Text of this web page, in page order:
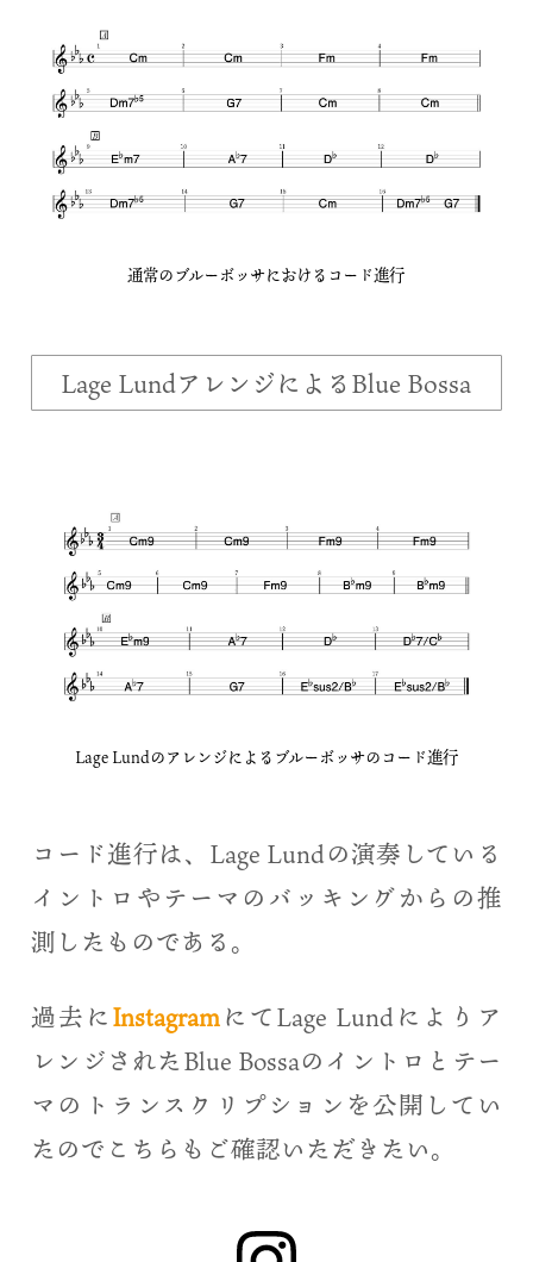
通常のブルーボッサにおけるコード進行
Lage LundアレンジによるBlue Bossa
Lage Lundのアレンジによるブルーボッサのコード進行
コード進行は、Lage Lundの演奏している
イントロやテーマのバッキングからの推
測したものである。
過去にInstagramにてLage Lundによりア
レンジされたBlue Bossaのイントロとテー
マのトランスクリプションを公開してい
たのでこちらもご確認いただきたい。